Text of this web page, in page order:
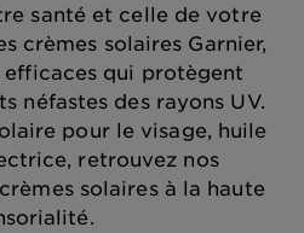
santé et celle de votre
crèmes solaires Garnier,
efficaces qui protègent
néfastes des rayons UV.
pour le visage, huile
retrouvez nos
solaires à la haute